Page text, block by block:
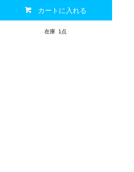
カートに入れる
在庫 1点